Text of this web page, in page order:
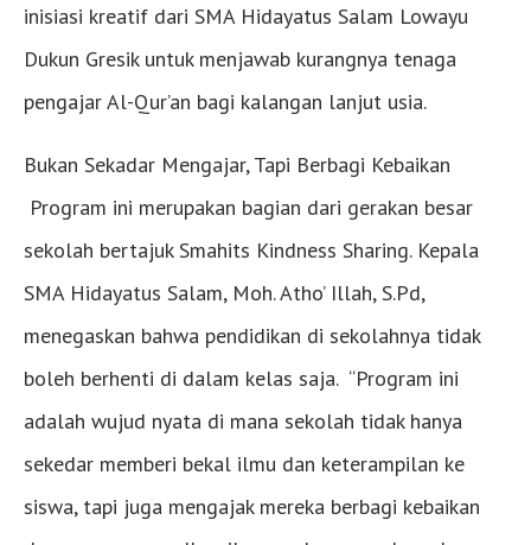
inisiasi kreatif dari SMA Hidayatus Salam Lowayu
Dukun Gresik untuk menjawab kurangnya tenaga
pengajar Al-Qur’an bagi kalangan lanjut usia.
Bukan Sekadar Mengajar, Tapi Berbagi Kebaikan
Program ini merupakan bagian dari gerakan besar
sekolah bertajuk Smahits Kindness Sharing. Kepala
SMA Hidayatus Salam, Moh. Atho’ Illah, S.Pd,
menegaskan bahwa pendidikan di sekolahnya tidak
boleh berhenti di dalam kelas saja. “Program ini
adalah wujud nyata di mana sekolah tidak hanya
sekedar memberi bekal ilmu dan keterampilan ke
siswa, tapi juga mengajak mereka berbagi kebaikan